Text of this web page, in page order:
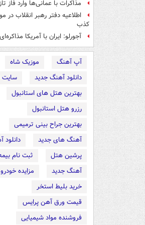
مذاکرات با عمانی‌ها وارد فاز
اطلاعیه دفتر رهبر انقلاب در
کذب
آجورلو: ایران با آمریکا
آپ آهنگ
موزیک شاه
دانلود آهنگ جدید
سایت
بهترین هتل های استانبول
رزرو هتل استانبول
بهترین جراح بینی ترمیمی
آهنگ های جدید
پرشین هتل
ثبت نام
آهنگ جدید
مزایده خودرو
خرید بلیط استخر
قیمت ورق آهن پرایس
فروشنده مواد شیمیایی